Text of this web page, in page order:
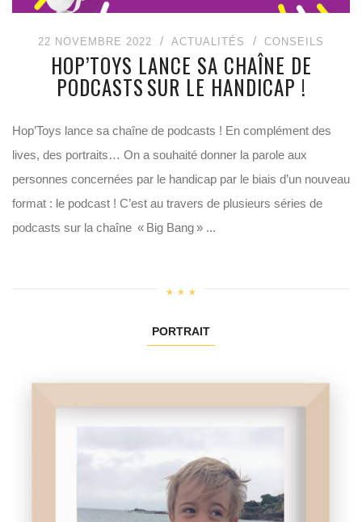
22 NOVEMBRE 2022 ACTUALITÉS CONSEILS
HOP’TOYS LANCE SA CHAÎNE DE
PODCASTS SUR LE HANDICAP !
Hop’Toys lance sa chaîne de podcasts ! En complément des
lives, des portraits… On a souhaité donner la parole aux
personnes concernées par le handicap par le biais d’un nouveau
format : le podcast ! C’est au travers de plusieurs séries de
podcasts sur la chaîne « Big Bang » ...
PORTRAIT